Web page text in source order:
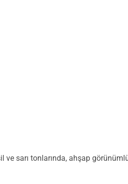
ve sarı tonlarında, ahşap